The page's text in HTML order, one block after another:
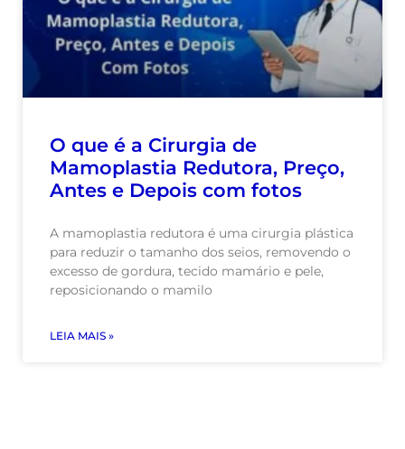
O que é a Cirurgia de
Mamoplastia Redutora, Preço,
Antes e Depois com fotos
A mamoplastia redutora é uma cirurgia plástica
para reduzir o tamanho dos seios, removendo o
excesso de gordura, tecido mamário e pele,
reposicionando o mamilo
LEIA MAIS »